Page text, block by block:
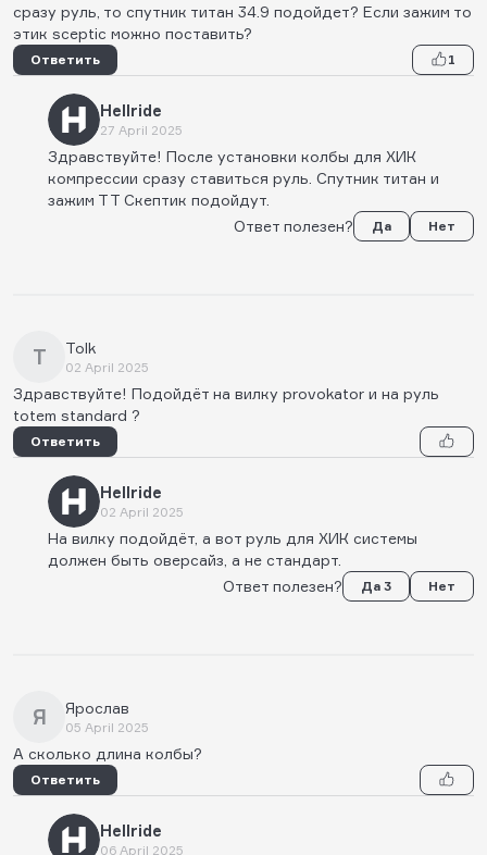
сразу руль, то спутник титан 34.9 подойдет? Если зажим то
этик sceptic можно поставить?
Ответить 1
Hellride
27 April 2025
Здравствуйте! После установки колбы для ХИК
компрессии сразу ставиться руль. Спутник титан и
зажим ТТ Скептик подойдут.
Ответ полезен?
Да Нет
T Tolk
02 April 2025
Здравствуйте! Подойдёт на вилку provokator и на руль
totem standard ?
Ответить
Hellride
02 April 2025
На вилку подойдёт, а вот руль для ХИК системы
должен быть оверсайз, а не стандарт.
Ответ полезен?
Да 3 Нет
Я Ярослав
05 April 2025
А сколько длина колбы?
Ответить
Hellride
06 April 2025